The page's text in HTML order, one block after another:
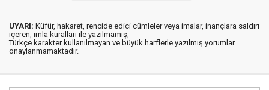
UYARI: Küfür, hakaret, rencide edici cümleler veya imalar, inançlara saldırı
içeren, imla kuralları ile yazılmamış,
Türkçe karakter kullanılmayan ve büyük harflerle yazılmış yorumlar
onaylanmamaktadır.